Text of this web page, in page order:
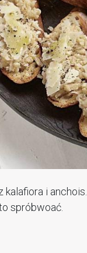
kalafiora i
spróbwoać.